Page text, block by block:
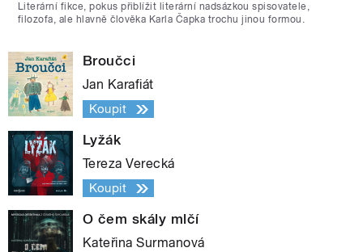
Literární fikce, pokus přiblížit literární nadsázkou spisovatele,
filozofa, ale hlavně člověka Karla Čapka trochu jinou formou.
Broučci
Jan Karafiát
Koupit
Lyžák
Tereza Verecká
Koupit
O čem skály mlčí
Kateřina Surmanová